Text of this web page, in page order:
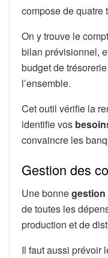
compose de quatre
On y trouve le
bilan prévisionnel,
budget de
l’ensemble.
Cet outil vérifie la
identifie vos
convaincre les
Gestion des
Une bonnegestion
de toutes les
production et de
Il faut aussi prévoir